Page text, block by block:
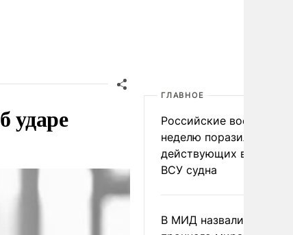
ударе
ГЛАВНОЕ
Российские военные за
неделю поразили 34
действующих в
ВСУ судна
В МИД назвали условия